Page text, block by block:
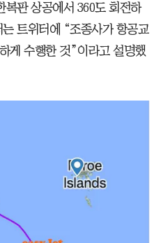
복판 상공에서 360도 회전하
트위터에 “조종사가 항공교
게 수행한 것”이라고 설명했